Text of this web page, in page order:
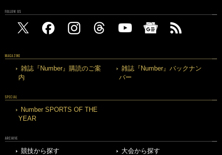
FOLLOW US
MAGAZINE
雑誌『Number』購読のご案
内
雑誌『Number』バックナン
バー
SPECIAL
Number SPORTS OF THE
YEAR
ARCHIVE
競技から探す
大会から探す